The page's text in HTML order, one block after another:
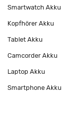
Smartwatch Akku
Kopfhörer Akku
Tablet Akku
Camcorder Akku
Laptop Akku
Smartphone Akku